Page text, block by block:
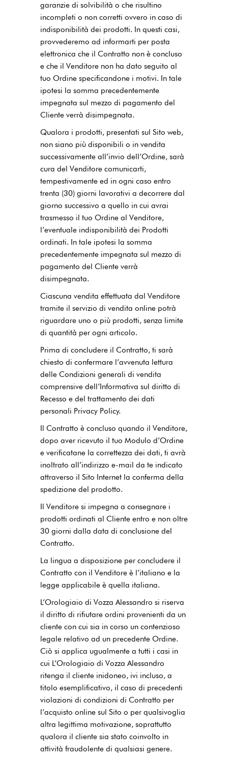
garanzie di solvibilità o che risultino
incompleti o non corretti ovvero in caso di
indisponibilità dei prodotti. In questi casi,
provvederemo ad informarti per posta
elettronica che il Contratto non è concluso
e che il Venditore non ha dato seguito al
tuo Ordine specificandone i motivi. In tale
ipotesi la somma precedentemente
impegnata sul mezzo di pagamento del
Cliente verrà disimpegnata.
Qualora i prodotti, presentati sul Sito web,
non siano più disponibili o in vendita
successivamente all’invio dell’Ordine, sarà
cura del Venditore comunicarti,
tempestivamente ed in ogni caso entro
trenta (30) giorni lavorativi a decorrere dal
giorno successivo a quello in cui avrai
trasmesso il tuo Ordine al Venditore,
l’eventuale indisponibilità dei Prodotti
ordinati. In tale ipotesi la somma
precedentemente impegnata sul mezzo di
pagamento del Cliente verrà
disimpegnata.
Ciascuna vendita effettuata dal Venditore
tramite il servizio di vendita online potrà
riguardare uno o più prodotti, senza limite
di quantità per ogni articolo.
Prima di concludere il Contratto, ti sarà
chiesto di confermare l’avvenuta lettura
delle Condizioni generali di vendita
comprensive dell’Informativa sul diritto di
Recesso e del trattamento dei dati
personali Privacy Policy.
Il Contratto è concluso quando il Venditore,
dopo aver ricevuto il tuo Modulo d’Ordine
e verificatane la correttezza dei dati, ti avrà
inoltrato all’indirizzo e-mail da te indicato
attraverso il Sito Internet la conferma della
spedizione del prodotto.
Il Venditore si impegna a consegnare i
prodotti ordinati al Cliente entro e non oltre
30 giorni dalla data di conclusione del
Contratto.
La lingua a disposizione per concludere il
Contratto con il Venditore è l’italiano e la
legge applicabile è quella italiana.
L’Orologiaio di Vozza Alessandro si riserva
il diritto di rifiutare ordini provenienti da un
cliente con cui sia in corso un contenzioso
legale relativo ad un precedente Ordine.
Ciò si applica ugualmente a tutti i casi in
cui L’Orologiaio di Vozza Alessandro
ritenga il cliente inidoneo, ivi incluso, a
titolo esemplificativo, il caso di precedenti
violazioni di condizioni di Contratto per
l’acquisto online sul Sito o per qualsivoglia
altra legittima motivazione, soprattutto
qualora il cliente sia stato coinvolto in
attività fraudolente di qualsiasi genere.